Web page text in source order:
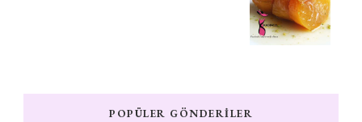
POPÜLER GÖNDERILER